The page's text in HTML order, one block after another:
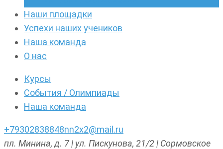
Наши площадки
Успехи наших учеников
Наша команда
О нас
Курсы
События / Олимпиады
Наша команда
+79302838848nn2x2@mail.ru
пл. Минина, д. 7 | ул. Пискунова, 21/2 | Сормовское